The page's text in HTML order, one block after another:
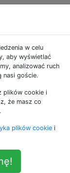
jest
tego
w celu
aby wyświetlać
analizować ruch
nasi goście.
plików cookie i
że masz co
plików cookie i